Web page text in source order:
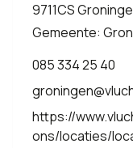
9711CS
Gemeente:
085 334 25 40
https://
ons/locaties/